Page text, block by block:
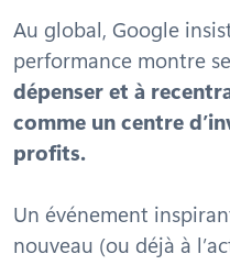
Au global, Google
performance montre
dépenser et à
comme un centre
profits.
Un événement
nouveau (ou déjà à